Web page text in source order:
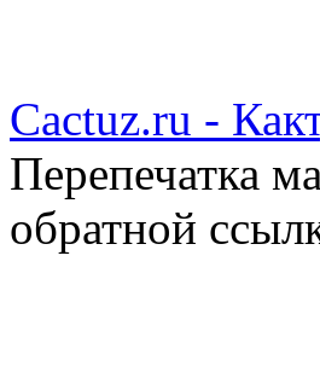
Cactuz.ru -
Перепечатка
обратной